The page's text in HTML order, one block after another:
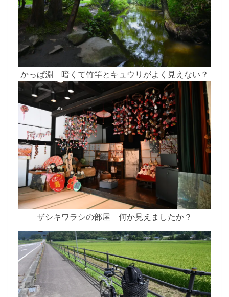
かっぱ淵 暗くて竹竿とキュウリがよく見えない？
ザシキワラシの部屋 何か見えましたか？